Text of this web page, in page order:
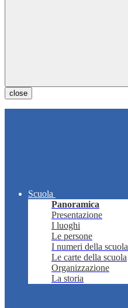
close
Scuola
Panoramica
Presentazione
I luoghi
Le persone
I numeri della scuola
Le carte della scuola
Organizzazione
La storia